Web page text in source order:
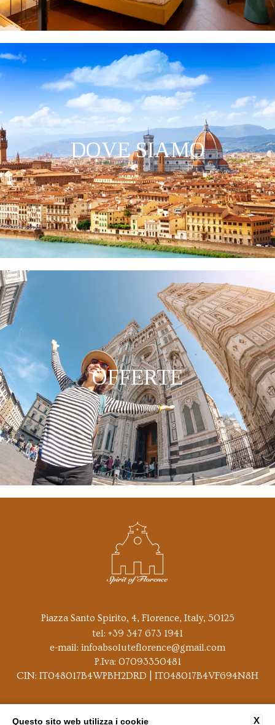
DOVE SIAMO
OFFERTE
Piazza Santo Spirito, 4, Florence, Italy, 50125
tel: +39 347 673 1941
e-mail: infoabsoluteflorence@gmail.com
P.Iva: 07093350481
CIN: IT048017B4WPBH2DRD | IT048017B4VF694N8H
X
Questo sito web utilizza i cookie